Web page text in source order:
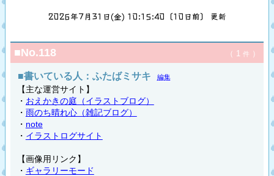
2026年7月31日(金) 10:15:40〔10日前〕 更新
■No.118 （ 1 件 ）
■書いている人：ふたばミサキ 編集
【主な運営サイト】
・ おえかきの庭（イラストブログ）
・ 雨のち晴れ心（雑記ブログ）
・ note
・ イラストログサイト
【画像用リンク】
・ ギャラリーモード